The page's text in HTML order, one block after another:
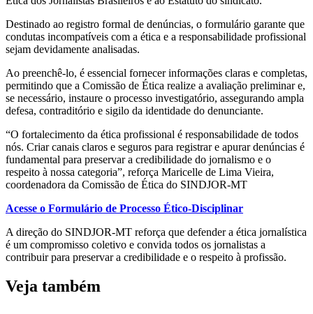
Destinado ao registro formal de denúncias, o formulário garante que
condutas incompatíveis com a ética e a responsabilidade profissional
sejam devidamente analisadas.
Ao preenchê-lo, é essencial fornecer informações claras e completas,
permitindo que a Comissão de Ética realize a avaliação preliminar e,
se necessário, instaure o processo investigatório, assegurando ampla
defesa, contraditório e sigilo da identidade do denunciante.
“O fortalecimento da ética profissional é responsabilidade de todos
nós. Criar canais claros e seguros para registrar e apurar denúncias é
fundamental para preservar a credibilidade do jornalismo e o
respeito à nossa categoria”, reforça Maricelle de Lima Vieira,
coordenadora da Comissão de Ética do SINDJOR-MT
Acesse o Formulário de Processo Ético-Disciplinar
A direção do SINDJOR-MT reforça que defender a ética jornalística
é um compromisso coletivo e convida todos os jornalistas a
contribuir para preservar a credibilidade e o respeito à profissão.
Veja também